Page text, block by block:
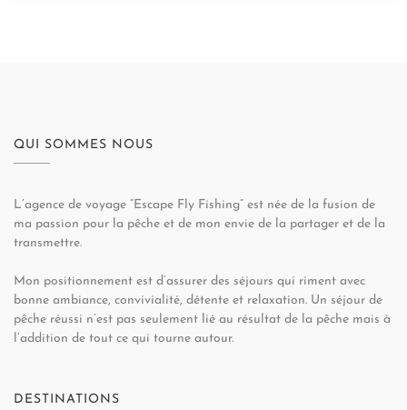
QUI SOMMES NOUS
L’agence de voyage “Escape Fly Fishing” est née de la fusion de
ma passion pour la pêche et de mon envie de la partager et de la
transmettre.
Mon positionnement est d’assurer des séjours qui riment avec
bonne ambiance, convivialité, détente et relaxation. Un séjour de
pêche réussi n’est pas seulement lié au résultat de la pêche mais à
l’addition de tout ce qui tourne autour.
DESTINATIONS